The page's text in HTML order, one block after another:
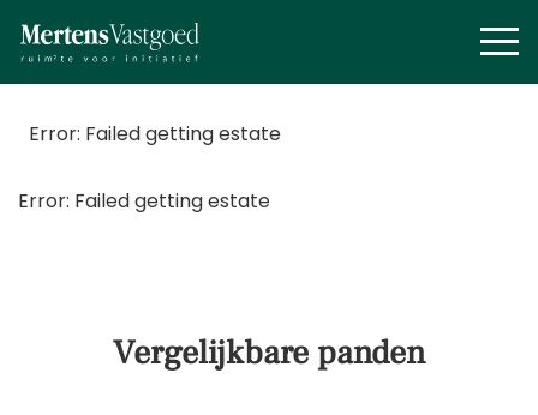
Error: Failed getting estate
Error: Failed getting estate
Vergelijkbare panden